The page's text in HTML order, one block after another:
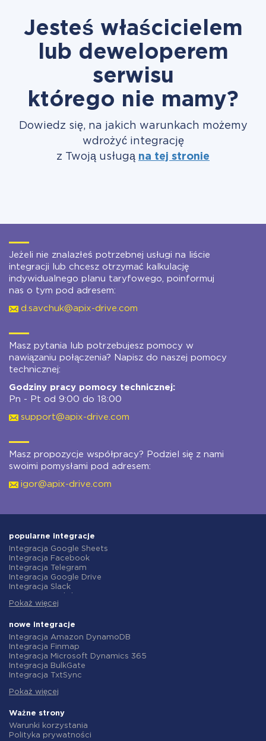
Jesteś właścicielem
lub deweloperem
serwisu
którego nie mamy?
Dowiedz się, na jakich warunkach możemy
wdrożyć integrację
z Twoją usługą na tej stronie
Jeżeli nie znalazłeś potrzebnej usługi na liście
integracji lub chcesz otrzymać kalkulację
indywidualnego planu taryfowego, poinformuj
nas o tym pod adresem:
d.savchuk@apix-drive.com
Masz pytania lub potrzebujesz pomocy w
nawiązaniu połączenia? Napisz do naszej pomocy
technicznej:
Godziny pracy pomocy technicznej:
Pn - Pt od 9:00 do 18:00
support@apix-drive.com
Masz propozycje współpracy? Podziel się z nami
swoimi pomysłami pod adresem:
igor@apix-drive.com
popularne integracje
Integracja Google Sheets
Integracja Facebook
Integracja Telegram
Integracja Google Drive
Integracja Slack
Integracja Gmail
Integracja ClickUp
Integracja Airtable
Integracja Google Contacts
Integracja OpenAI (ChatGPT)
Integracja Instagram
Integracja ActiveCampaign
Integracja Salesforce CRM
Integracja Notion
Integracja AWeber
Integracja Asana
Pokaż więcej
nowe integracje
Integracja Amazon DynamoDB
Integracja Finmap
Integracja Microsoft Dynamics 365
Integracja BulkGate
Integracja TxtSync
Integracja Corezoid
Integracja Instasent
Integracja AtomPark
Integracja TXTImpact
Pokaż więcej
Ważne strony
Warunki korzystania
Polityka prywatności